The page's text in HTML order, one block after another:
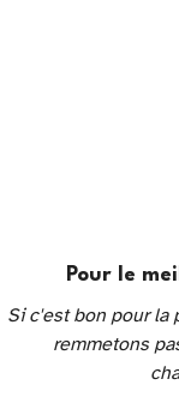
Pour le
Si c'est bon pour la
remmetons